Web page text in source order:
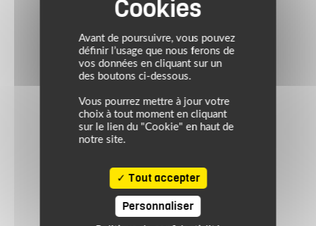
Avant de poursuivre, vous pouvez
définir l’usage que nous ferons de
vos données en cliquant sur un
des boutons ci-dessous.
Vous pourrez mettre à jour votre
choix à tout moment en cliquant
sur le lien du "Cookie" en haut de
notre site.
Tout accepter
Personnaliser